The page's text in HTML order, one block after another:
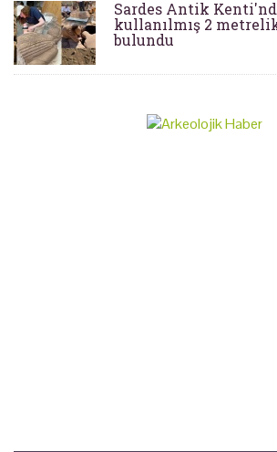
Sardes Antik
kullanılmış 2
bulundu